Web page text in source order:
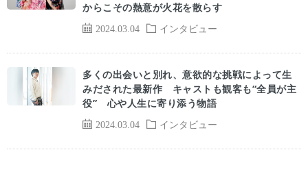
2024.03.04 インタビュー
からこその熱意が火花を散らす
2024.03.04 インタビュー
多くの出会いと別れ、意欲的な挑戦によって生
みだされた最新作 キャストも観客も“全員が主
役” 心や人生に寄り添う物語